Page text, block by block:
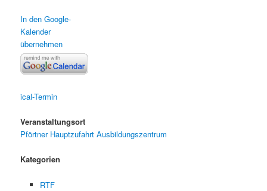
In den Google-
Kalender
übernehmen
ical-Termin
Veranstaltungsort
Pförtner Hauptzufahrt Ausbildungszentrum
Kategorien
RTF